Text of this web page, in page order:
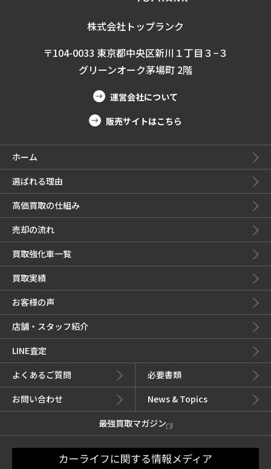
株式会社トップランク
〒104-0033 東京都中央区新川１丁目３−３
グリーンオーク茅場町 2階
運営会社について
販売サイトはこちら
ホーム
選ばれる理由
高価買取の仕組み
売却の流れ
買取強化車一覧
買取実績
お客様の声
店舗・スタッフ紹介
LINE査定
よくあるご質問
必要書類
お問い合わせ
News & Topics
最強買取マガジン